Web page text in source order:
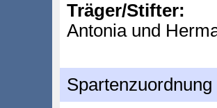
Träger/Stifter:
Antonia und
Spartenzuordnung